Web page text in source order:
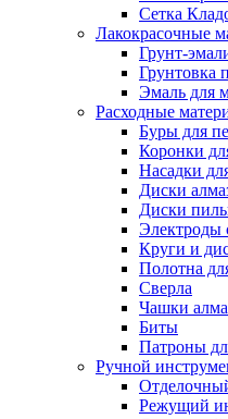
Сетка
Лакокрасочные
Грунт-
Грунтовка
Эмаль для
Расходные
Буры для
Коронки
Насадки
Диски
Диски
Электроды
Круги и
Полотна
Сверла
Чашки
Биты
Патроны
Ручной
Режущий